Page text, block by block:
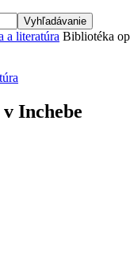
a literatúra Bibliotéka
Inchebe